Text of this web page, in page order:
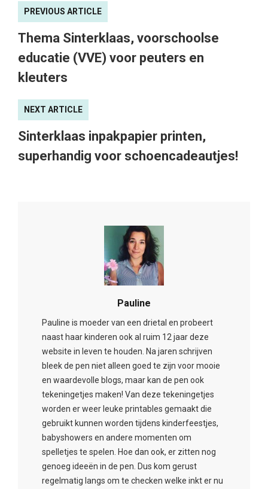
PREVIOUS ARTICLE
Thema Sinterklaas, voorschoolse
educatie (VVE) voor peuters en
kleuters
NEXT ARTICLE
Sinterklaas inpakpapier printen,
superhandig voor schoencadeautjes!
Pauline
Pauline is moeder van een drietal en probeert
naast haar kinderen ook al ruim 12 jaar deze
website in leven te houden. Na jaren schrijven
bleek de pen niet alleen goed te zijn voor mooie
en waardevolle blogs, maar kan de pen ook
tekeningetjes maken! Van deze tekeningetjes
worden er weer leuke printables gemaakt die
gebruikt kunnen worden tijdens kinderfeestjes,
babyshowers en andere momenten om
spelletjes te spelen. Hoe dan ook, er zitten nog
genoeg ideeën in de pen. Dus kom gerust
regelmatig langs om te checken welke inkt er nu